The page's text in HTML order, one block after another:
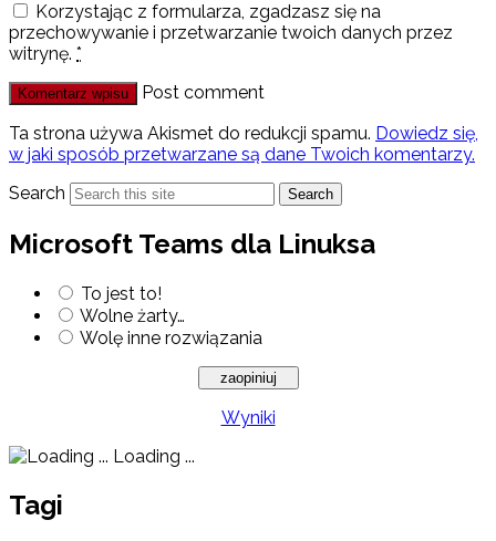
Korzystając z formularza, zgadzasz się na
przechowywanie i przetwarzanie twoich danych przez
witrynę. *
Post comment
Ta strona używa Akismet do redukcji spamu. Dowiedz się,
w jaki sposób przetwarzane są dane Twoich komentarzy.
Search
Search
Microsoft Teams dla Linuksa
To jest to!
Wolne żarty…
Wolę inne rozwiązania
Wyniki
Loading ...
Tagi